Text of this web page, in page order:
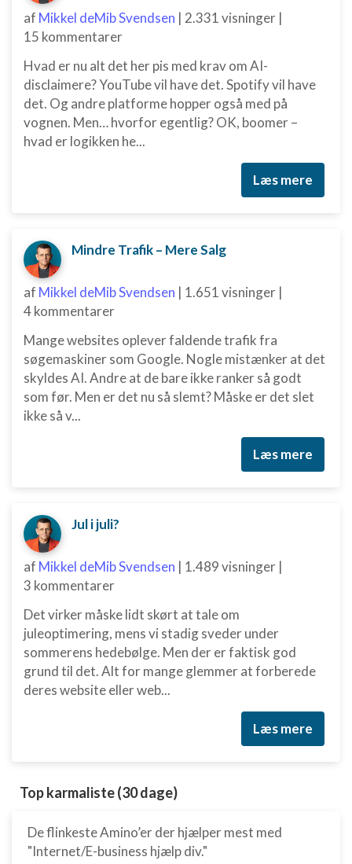
af Mikkel deMib Svendsen | 2.331 visninger |
15 kommentarer
Hvad er nu alt det her pis med krav om AI-
disclaimere? YouTube vil have det. Spotify vil have
det. Og andre platforme hopper også med på
vognen. Men… hvorfor egentlig? OK, boomer –
hvad er logikken he...
Læs mere
Mindre Trafik – Mere Salg
af Mikkel deMib Svendsen | 1.651 visninger |
4 kommentarer
Mange websites oplever faldende trafik fra
søgemaskiner som Google. Nogle mistænker at det
skyldes AI. Andre at de bare ikke ranker så godt
som før. Men er det nu så slemt? Måske er det slet
ikke så v...
Læs mere
Jul i juli?
af Mikkel deMib Svendsen | 1.489 visninger |
3 kommentarer
Det virker måske lidt skørt at tale om
juleoptimering, mens vi stadig sveder under
sommerens hedebølge. Men der er faktisk god
grund til det. Alt for mange glemmer at forberede
deres website eller web...
Læs mere
Top karmaliste (30 dage)
De flinkeste Amino’er der hjælper mest med
"Internet/E-business hjælp div."